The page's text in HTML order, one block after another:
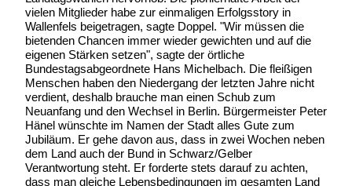
vielen Mitglieder habe zur einmaligen Erfolgsstory in
Wallenfels beigetragen, sagte Doppel. "Wir müssen die
bietenden Chancen immer wieder gewichten und auf die
eigenen Stärken setzen", sagte der örtliche
Bundestagsabgeordnete Hans Michelbach. Die fleißigen
Menschen haben den Niedergang der letzten Jahre nicht
verdient, deshalb brauche man einen Schub zum
Neuanfang und den Wechsel in Berlin. Bürgermeister Peter
Hänel wünschte im Namen der Stadt alles Gute zum
Jubiläum. Er gehe davon aus, dass in zwei Wochen neben
dem Land auch der Bund in Schwarz/Gelber
Verantwortung steht. Er forderte stets darauf zu achten,
dass man gleiche Lebensbedingungen im gesamten Land